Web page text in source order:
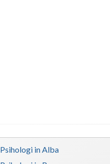
Psihologi in Alba